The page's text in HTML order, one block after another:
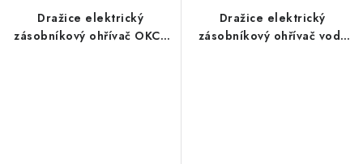
Dražice elektrický
zásobníkový ohřívač OKCE
Dražice elektrický
zásobníkový ohřívač vody